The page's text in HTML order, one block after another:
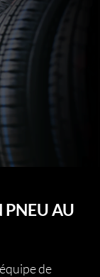
PNEU AU
de